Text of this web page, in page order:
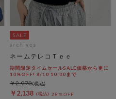
archives
ネームテレコＴｅｅ
期間限定タイムセールSALE価格から更に
10%OFF! 8/10 10:00まで
￥2,138 28％OFF
￥2,970